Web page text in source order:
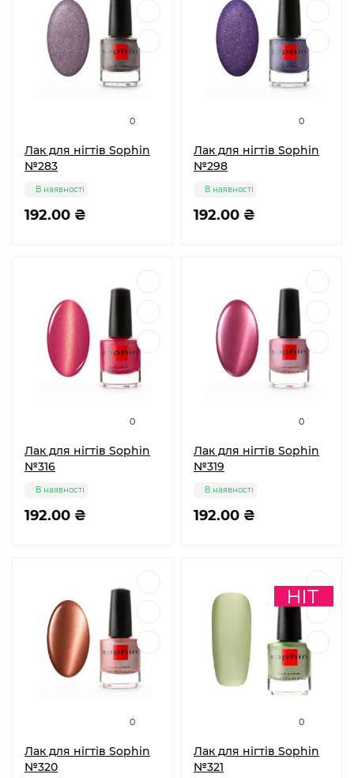
0
Лак для нігтів Sophin
№283
192.00 ₴
В наявності
0
Лак для нігтів Sophin
№298
192.00 ₴
В наявності
0
Лак для нігтів Sophin
№316
192.00 ₴
В наявності
0
Лак для нігтів Sophin
№319
192.00 ₴
В наявності
0
Лак для нігтів Sophin
№320
0
Лак для нігтів Sophin
№321